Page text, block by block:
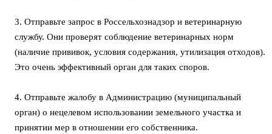
3. Отправьте запрос в Россельхознадзор и ветеринарную
службу. Они проверят соблюдение ветеринарных норм
(наличие прививок, условия содержания, утилизация отходов).
Это очень эффективный орган для таких споров.
4. Отправьте жалобу в Администрацию (муниципальный
орган) о нецелевом использовании земельного участка и
принятии мер в отношении его собственника.